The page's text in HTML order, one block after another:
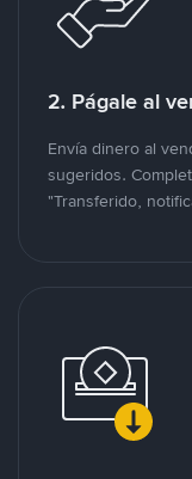
2. Págale al
Envía dinero al
sugeridos.
"Transferido,